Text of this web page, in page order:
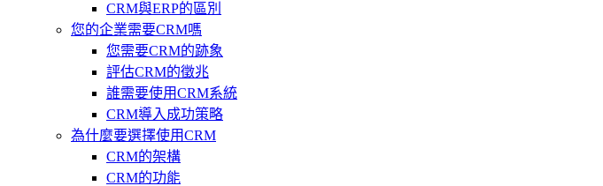
CRM與ERP的區別
您的企業需要CRM嗎
您需要CRM的跡象
評估CRM的徵兆
誰需要使用CRM系統
CRM導入成功策略
為什麼要選擇使用CRM
CRM的架構
CRM的功能